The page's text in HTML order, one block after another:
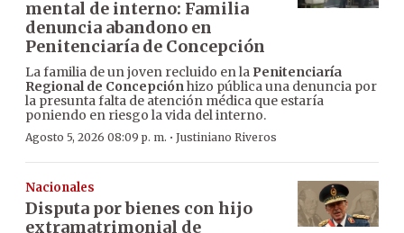
mental de interno: Familia
denuncia abandono en
Penitenciaría de Concepción
La familia de un joven recluido en la Penitenciaría
Regional de Concepciónhizo pública una denuncia por
la presunta falta de atención médica que estaría
poniendo en riesgo la vida del interno.
Agosto 5, 2026 08:09 p. m. · Justiniano Riveros
Nacionales
Disputa por bienes con hijo
extramatrimonial de